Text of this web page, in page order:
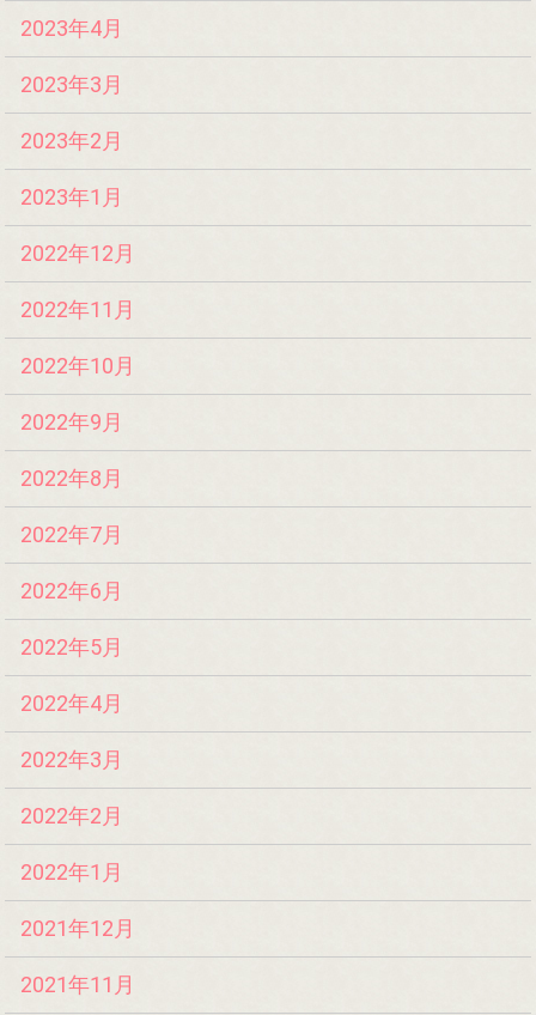
2023年4月
2023年3月
2023年2月
2023年1月
2022年12月
2022年11月
2022年10月
2022年9月
2022年8月
2022年7月
2022年6月
2022年5月
2022年4月
2022年3月
2022年2月
2022年1月
2021年12月
2021年11月